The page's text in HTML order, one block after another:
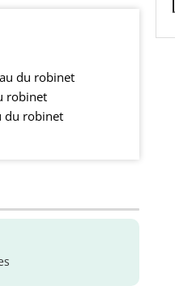
du robinet
robinet
du robinet